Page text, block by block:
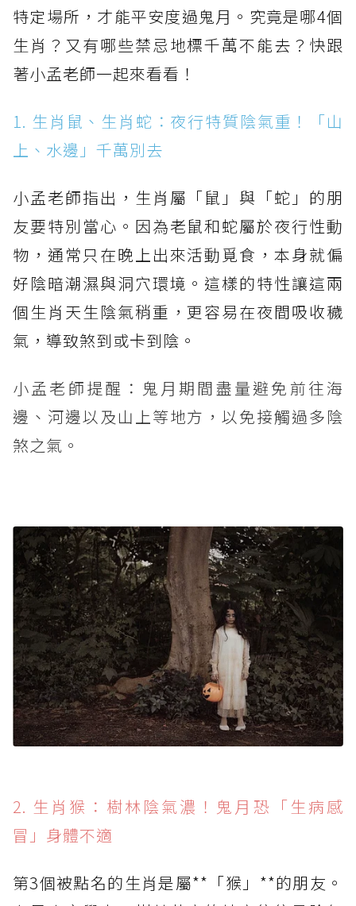
特定場所，才能平安度過鬼月。究竟是哪4個
生肖？又有哪些禁忌地標千萬不能去？快跟
著小孟老師一起來看看！
1. 生肖鼠、生肖蛇：夜行特質陰氣重！「山
上、水邊」千萬別去
小孟老師指出，生肖屬「鼠」與「蛇」的朋
友要特別當心。因為老鼠和蛇屬於夜行性動
物，通常只在晚上出來活動覓食，本身就偏
好陰暗潮濕與洞穴環境。這樣的特性讓這兩
個生肖天生陰氣稍重，更容易在夜間吸收穢
氣，導致煞到或卡到陰。
小孟老師提醒：鬼月期間盡量避免前往海
邊、河邊以及山上等地方，以免接觸過多陰
煞之氣。
2. 生肖猴：樹林陰氣濃！鬼月恐「生病感
冒」身體不適
第3個被點名的生肖是屬**「猴」**的朋友。